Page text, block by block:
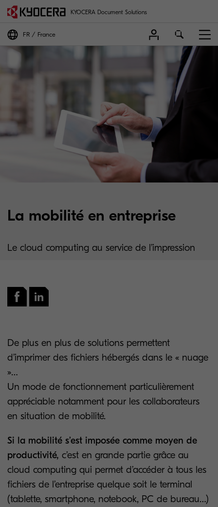
KYOCERA Document Solutions
FR France
La mobilité en entreprise
Le cloud computing au service de l’impression
De plus en plus de solutions permettent
d’imprimer des fichiers hébergés dans le « nuage
»…
Un mode de fonctionnement particulièrement
appréciable notamment pour les collaborateurs
en situation de mobilité.
Si la mobilité s’est imposée comme moyen de
productivité, c’est en grande partie grâce au
cloud computing qui permet d’accéder à tous les
fichiers de l’entreprise quelque soit le terminal
(tablette, smartphone, notebook, PC de bureau…)